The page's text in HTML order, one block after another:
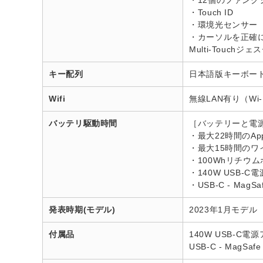
・Touch ID
・環境光センサー
・カーソルを正
Multi-Touchジェ
キー配列 日本語版キーボー
Wifi 無線LAN有り（
バッテリ駆動時間
［バッテリーと電
・最大22時間の
・最大15時間の
・100Whリチウ
・140W USB-C電
・USB-C -
発表時期(モデル) 2023年1月モデル
付属品
140W USB-C電源
USB-C -